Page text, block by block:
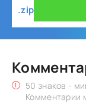
.zip
50 знаков -
Комментарии